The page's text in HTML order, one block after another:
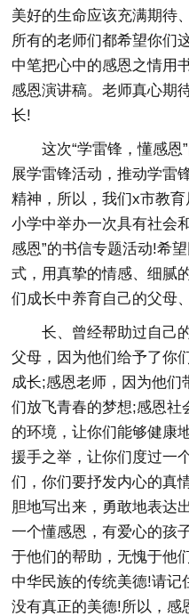
美好的生命应该充满期待
所有的老师们都希望你们
中笔把心中的感恩之情用
感恩演讲稿。老师真心期
长!
这次“学雷锋，懂感恩”
展学雷锋活动，推动学雷
精神，所以，我们x市教
小学中举办一次具有社会
感恩”的书信专题活动!希
式，用真挚的情感、细腻
们成长中养育自己的父母
长、曾经帮助过自己的
父母，因为他们给予了你
成长;感恩老师，因为他们
们放飞青春的梦想;感恩社
的环境，让你们能够健康
援手之举，让你们度过一
们，你们要抒发内心的真
胆地写出来，勇敢地表达
一个懂感恩，有爱心的孩
于他们的帮助，无愧于他
中华民族的传统美德!请记
没有真正的美德!所以，感